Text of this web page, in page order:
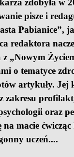
pisze i
Pabianice”,
redaktora
z „Nowym
o tematyce
artykuły. Jej
zakresu
oraz
na macie
uczeń....